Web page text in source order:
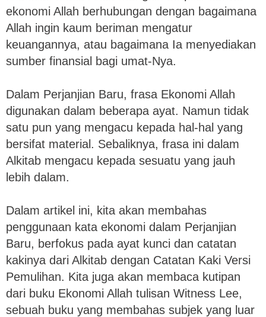
ekonomi Allah berhubungan dengan bagaimana
Allah ingin kaum beriman mengatur
keuangannya, atau bagaimana Ia menyediakan
sumber finansial bagi umat-Nya.
Dalam Perjanjian Baru, frasa Ekonomi Allah
digunakan dalam beberapa ayat. Namun tidak
satu pun yang mengacu kepada hal-hal yang
bersifat material. Sebaliknya, frasa ini dalam
Alkitab mengacu kepada sesuatu yang jauh
lebih dalam.
Dalam artikel ini, kita akan membahas
penggunaan kata ekonomi dalam Perjanjian
Baru, berfokus pada ayat kunci dan catatan
kakinya dari Alkitab dengan Catatan Kaki Versi
Pemulihan. Kita juga akan membaca kutipan
dari buku Ekonomi Allah tulisan Witness Lee,
sebuah buku yang membahas subjek yang luar